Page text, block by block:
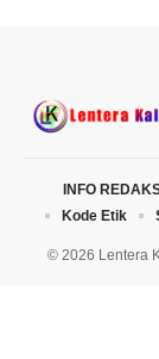
© 2026 Lentera
INFO
Kode Etik